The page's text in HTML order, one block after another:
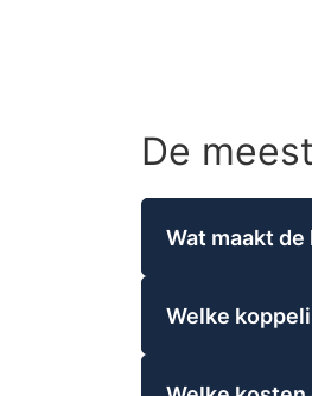
De
Wat maakt
contant, pin of
verrassingen.
Welke